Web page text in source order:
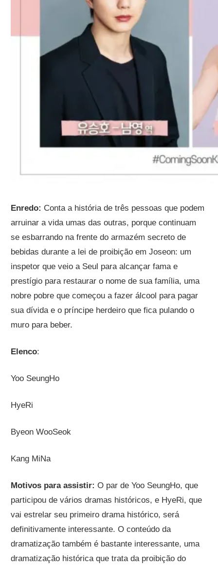
Enredo: Conta a história de três pessoas que podem
arruinar a vida umas das outras, porque continuam
se esbarrando na frente do armazém secreto de
bebidas durante a lei de proibição em Joseon: um
inspetor que veio a Seul para alcançar fama e
prestígio para restaurar o nome de sua família, uma
nobre pobre que começou a fazer álcool para pagar
sua dívida e o príncipe herdeiro que fica pulando o
muro para beber.
Elenco:
Yoo SeungHo
HyeRi
Byeon WooSeok
Kang MiNa
Motivos para assistir:O par de Yoo SeungHo, que
participou de vários dramas históricos, e HyeRi, que
vai estrelar seu primeiro drama histórico, será
definitivamente interessante. O conteúdo da
dramatização também é bastante interessante, uma
dramatização histórica que trata da proibição do